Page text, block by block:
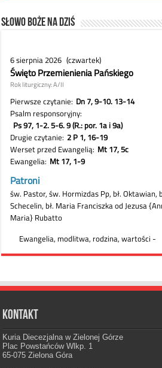
Słowo Boże na dziś
Kontakt
Kuria Diecezjalna w Zielonej Górze
Plac Powstańców Wlkp. 1
65-075 Zielona Góra